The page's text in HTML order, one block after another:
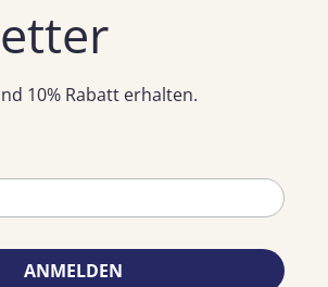
10% Rabatt erhalten.
ANMELDEN